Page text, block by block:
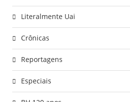
Literalmente Uai
Crônicas
Reportagens
Especiais